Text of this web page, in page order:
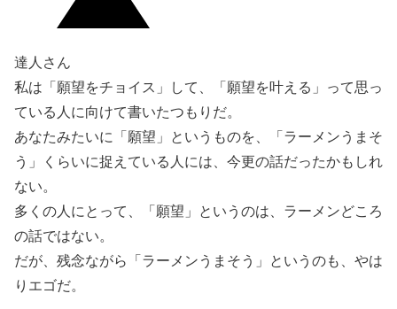
達人さん
私は「願望をチョイス」して、「願望を叶える」って思っ
ている人に向けて書いたつもりだ。
あなたみたいに「願望」というものを、「ラーメンうまそ
う」くらいに捉えている人には、今更の話だったかもしれ
ない。
多くの人にとって、「願望」というのは、ラーメンどころ
の話ではない。
だが、残念ながら「ラーメンうまそう」というのも、やは
りエゴだ。